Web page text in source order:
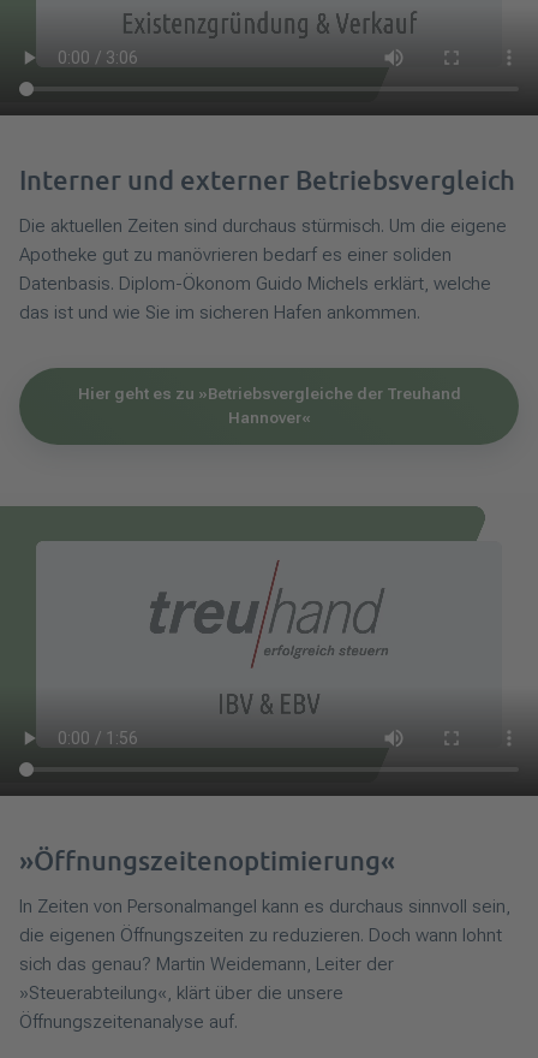
Interner und externer Betriebsvergleich
Die aktuellen Zeiten sind durchaus stürmisch. Um die eigene
Apotheke gut zu manövrieren bedarf es einer soliden
Datenbasis. Diplom-Ökonom Guido Michels erklärt, welche
das ist und wie Sie im sicheren Hafen ankommen.
Hier geht es zu »Betriebsvergleiche der Treuhand
Hannover«
»Öffnungszeitenoptimierung«
In Zeiten von Personalmangel kann es durchaus sinnvoll sein,
die eigenen Öffnungszeiten zu reduzieren. Doch wann lohnt
sich das genau? Martin Weidemann, Leiter der
»Steuerabteilung«, klärt über die unsere
Öffnungszeitenanalyse auf.